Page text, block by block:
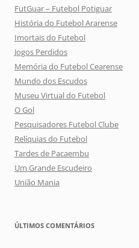
FutGuar – Futebol Potiguar
História do Futebol Ararense
Imortais do Futebol
Jogos Perdidos
Memória do Futebol Cearense
Mundo dos Escudos
Museu Virtual do Futebol
O Gol
Pesquisadores Futebol Clube
Relíquias do Futebol
Tardes de Pacaembu
Um Grande Escudeiro
União Mania
ÚLTIMOS COMENTÁRIOS